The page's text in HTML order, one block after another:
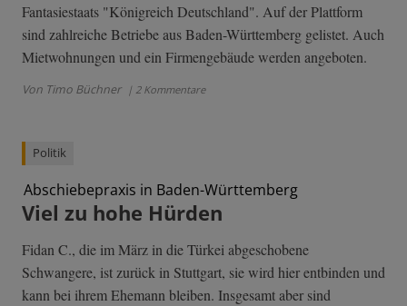
Fantasiestaats "Königreich Deutschland". Auf der Plattform
sind zahlreiche Betriebe aus Baden-Württemberg gelistet. Auch
Mietwohnungen und ein Firmengebäude werden angeboten.
Von Timo Büchner | 2 Kommentare
Politik
Abschiebepraxis in Baden-Württemberg
Viel zu hohe Hürden
Fidan C., die im März in die Türkei abgeschobene
Schwangere, ist zurück in Stuttgart, sie wird hier entbinden und
kann bei ihrem Ehemann bleiben. Insgesamt aber sind